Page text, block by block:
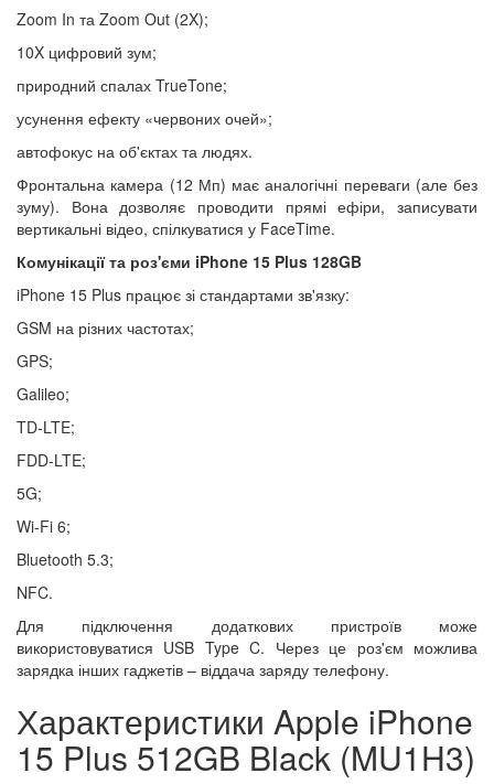
Zoom In та Zoom Out (2X);
10X цифровий зум;
природний спалах TrueTone;
усунення ефекту «червоних очей»;
автофокус на об'єктах та людях.
Фронтальна камера (12 Мп) має аналогічні переваги (але без
зуму). Вона дозволяє проводити прямі ефіри, записувати
вертикальні відео, спілкуватися у FaceTime.
Комунікації та роз'єми iPhone 15 Plus 128GB
iPhone 15 Plus працює зі стандартами зв'язку:
GSM на різних частотах;
GPS;
Galileo;
TD-LTE;
FDD-LTE;
5G;
Wi-Fi 6;
Bluetooth 5.3;
NFC.
Для підключення додаткових пристроїв може
використовуватися USB Type C. Через це роз'єм можлива
зарядка інших гаджетів – віддача заряду телефону.
Характеристики Apple iPhone
15 Plus 512GB Black (MU1H3)